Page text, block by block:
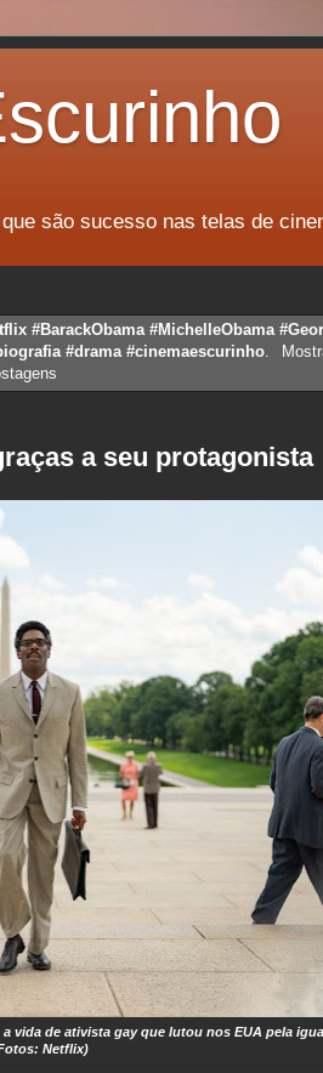
são sucesso nas telas de
#BarackObama #MichelleObama
#drama #cinemaescurinho.
a seu protagonista
vida de ativista gay que lutou nos EUA pela
Netflix)